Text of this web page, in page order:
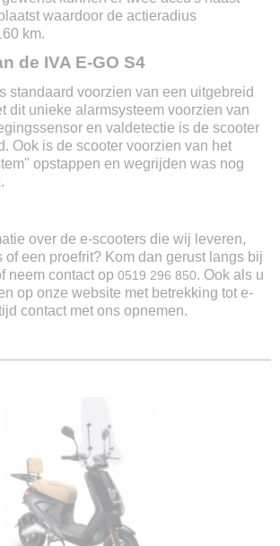
waardoor de actieradius
km.
de IVA E-GO S4
standaard voorzien van een uitgebreid
dit unieke alarmsysteem voorzien van
en valdetectie is de scooter
Ook is de scooter voorzien van het
opstappen en wegrijden was nog
over de e-scooters die wij leveren,
of een proefrit? Kom dan gerust langs bij
neem contact op 0519 296 850. Ook als u
op onze website met betrekking tot e-
contact met ons opnemen.